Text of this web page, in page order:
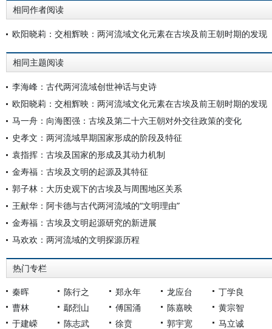
相同作者阅读
欧阳晓莉：交相辉映：两河流域文化元素在古埃及前王朝时期的发现
相同主题阅读
李海峰：古代两河流域创世神话与史诗
欧阳晓莉：交相辉映：两河流域文化元素在古埃及前王朝时期的发现
马一舟：向海图强：古埃及第二十六王朝对外交往政策的变化
史孝文：两河流域早期国家形成的阶段及特征
袁指挥：古埃及国家的形成及其动力机制
金寿福：古埃及文明的起源及其特征
郭子林：大历史观下的古埃及与周围地区关系
王献华：阿卡德与古代两河流域的“文明理由”
金寿福：古埃及文明起源研究的新进展
马欢欢：两河流域的文明探源历程
热门专栏
秦晖 陈行之 郑永年 龙应台
丁学良
曹林
鄢烈山 傅国涌 陈嘉映
黄宗智
于建嵘
陈志武 徐贲 郭宇宽 马立诚